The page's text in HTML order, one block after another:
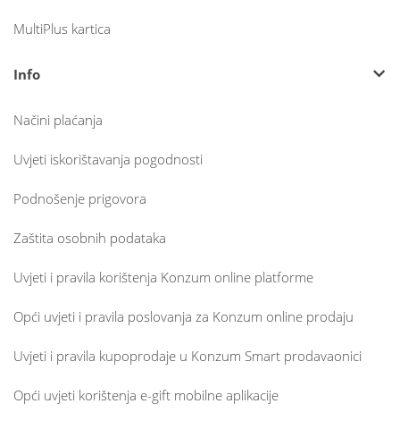
MultiPlus kartica
Info
Načini plaćanja
Uvjeti iskorištavanja pogodnosti
Podnošenje prigovora
Zaštita osobnih podataka
Uvjeti i pravila korištenja Konzum online platforme
Opći uvjeti i pravila poslovanja za Konzum online prodaju
Uvjeti i pravila kupoprodaje u Konzum Smart prodavaonici
Opći uvjeti korištenja e-gift mobilne aplikacije